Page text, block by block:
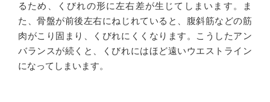
るため、くびれの形に左右差が生じてしまいます。ま
た、骨盤が前後左右にねじれていると、腹斜筋などの筋
肉がこり固まり、くびれにくくなります。こうしたアン
バランスが続くと、くびれにはほど遠いウエストライン
になってしまいます。